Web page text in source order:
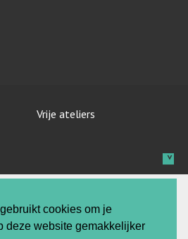
cookies om je
deze website gemakkelijker
Vrije ateliers